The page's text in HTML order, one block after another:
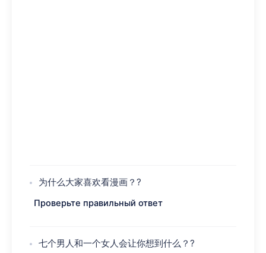
为什么大家喜欢看漫画？?
Проверьте правильный ответ
七个男人和一个女人会让你想到什么？?